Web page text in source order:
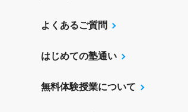
よくあるご質問
はじめての塾通い
無料体験授業について